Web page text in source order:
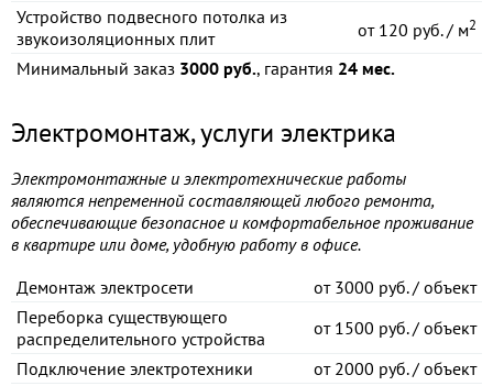
Устройство подвесного потолка из
звукоизоляционных плит
от120 руб. / м2
Минимальный заказ 3000 руб., гарантия 24 мес.
Электромонтаж, услуги электрика
Электромонтажные и электротехнические работы
являются непременной составляющей любого ремонта,
обеспечивающие безопасное и комфортабельное проживание
в квартире или доме, удобную работу в офисе.
Демонтаж электросети
от3000 руб. / объект
Переборка существующего
распределительного устройства
от1500 руб. / объект
Подключение электротехники
от2000 руб. / объект